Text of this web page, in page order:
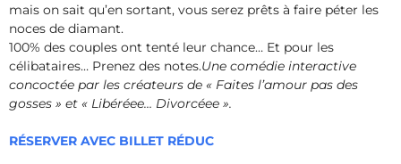
mais on sait qu’en sortant, vous serez prêts à faire péter les
noces de diamant.
100% des couples ont tenté leur chance… Et pour les
célibataires… Prenez des notes.Une comédie interactive
concoctée par les créateurs de « Faites l’amour pas des
gosses » et « Libéréee… Divorcéee ».
RÉSERVER AVEC BILLET RÉDUC